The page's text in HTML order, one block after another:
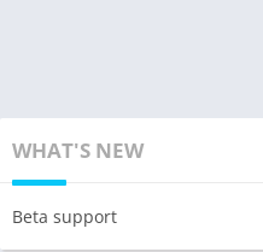
WHAT'S NEW
Beta support